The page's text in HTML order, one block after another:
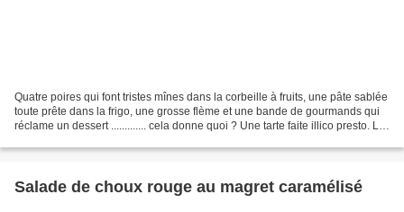
Quatre poires qui font tristes mînes dans la corbeille à fruits, une pâte sablée
toute prête dans la frigo, une grosse flème et une bande de gourmands qui
réclame un dessert ............. cela donne quoi ? Une tarte faite illico presto. Le
Salade de choux rouge au magret caramélisé